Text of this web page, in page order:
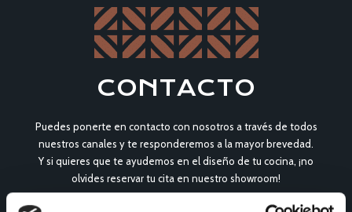
CONTACTO
Puedes ponerte en contacto con nosotros a través de todos
nuestros canales y te responderemos a la mayor brevedad.
Y si quieres que te ayudemos en el diseño de tu cocina, ¡no
olvides reservar tu cita en nuestro showroom!